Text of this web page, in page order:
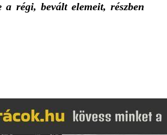
a régi, bevált elemeit, részben